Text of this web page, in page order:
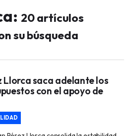
20 artículos
su búsqueda
Llorca saca adelante los
con el apoyo de